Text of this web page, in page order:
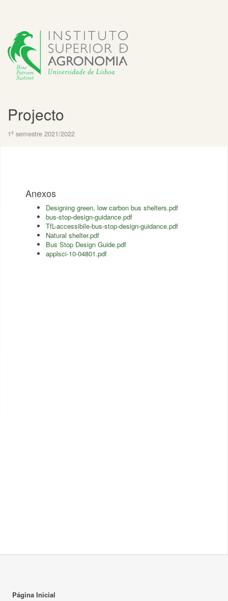
Projecto
1º semestre 2021/2022
Anexos
Designing green, low carbon bus shelters.pdf
bus-stop-design-guidance.pdf
TfL-accessibile-bus-stop-design-guidance.pdf
Natural shelter.pdf
Bus Stop Design Guide.pdf
applsci-10-04801.pdf
Página Inicial